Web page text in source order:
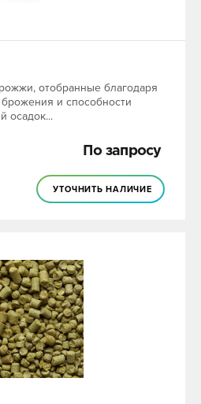
отобранные благодаря
и способности
осадок...
По запросу
УТОЧНИТЬ НАЛИЧИЕ